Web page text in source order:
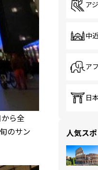
ら全
のサン
ア
中
ア
日本
人気ス